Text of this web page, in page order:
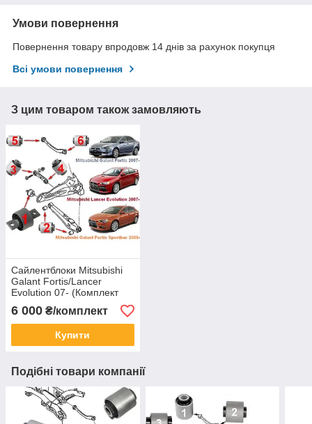
Умови повернення
Повернення товару впродовж 14 днів за рахунок покупця
Всі умови повернення
З цим товаром також замовляють
Сайлентблоки Mitsubishi
Galant Fortis/Lancer
Evolution 07- (Комплект
14шт)
6 000 ₴/комплект
Купити
Подібні товари компанії